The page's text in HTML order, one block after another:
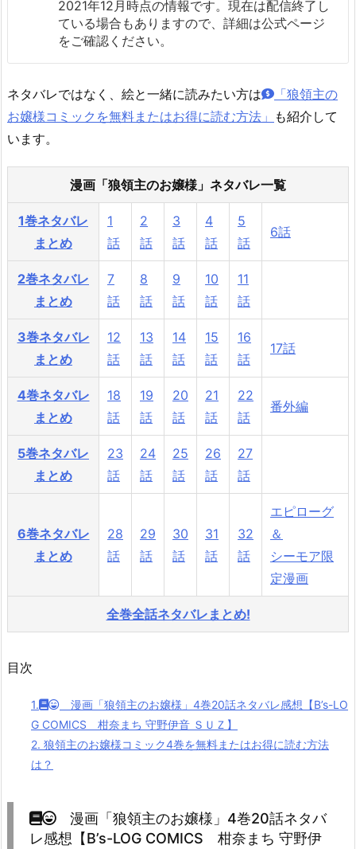
2021年12月時点の情報です。現在は配信終了し
ている場合もありますので、詳細は公式ページ
をご確認ください。
ネタバレではなく、絵と一緒に読みたい方は
「狼領主の
お嬢様コミックを無料またはお得に読む方法」 も紹介して
います。
漫画「狼領主のお嬢様」ネタバレ一覧
1巻ネタバレ
まとめ
1
話
2
話
3
話
4
話
5
話
6話
2巻ネタバレ
まとめ
7
話
8
話
9
話
10
話
11
話
3巻ネタバレ
まとめ
12
話
13
話
14
話
15
話
16
話
17話
4巻ネタバレ
まとめ
18
話
19
話
20
話
21
話
22
話
番外編
5巻ネタバレ
まとめ
23
話
24
話
25
話
26
話
27
話
6巻ネタバレ
まとめ
28
話
29
話
30
話
31
話
32
話
エピローグ
＆
シーモア限
定漫画
全巻全話ネタバレまとめ!
目次
1.
漫画「狼領主のお嬢様」4巻20話ネタバレ感想【B’s-LO
G COMICS 柑奈まち 守野伊音 ＳＵＺ】
2. 狼領主のお嬢様コミック4巻を無料またはお得に読む方法
は？
漫画「狼領主のお嬢様」4巻20話ネタバ
レ感想【B’s-LOG COMICS 柑奈まち 守野伊